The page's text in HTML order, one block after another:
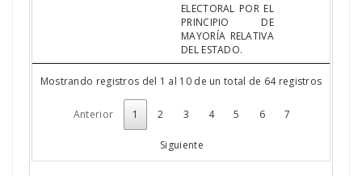
ELECTORAL POR EL
PRINCIPIO DE
MAYORÍA RELATIVA
DEL ESTADO.
Mostrando registros del 1 al 10 de un total de 64 registros
Anterior 1 2 3 4 5 6 7
Siguiente